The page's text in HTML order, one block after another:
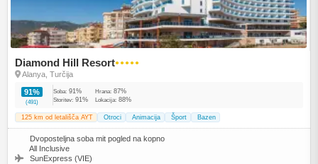
Diamond Hill Resort●●●●●
Alanya, Turčija
91%
(491)
Soba: 91% Hrana: 87%
Storitev: 91% Lokacija: 88%
125 km od letališča AYT Otroci Animacija Šport Bazen
Dvoposteljna soba mit pogled na kopno
All Inclusive
SunExpress (VIE)